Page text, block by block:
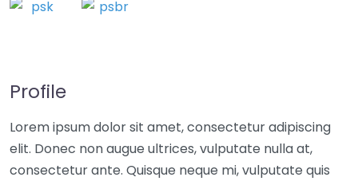
Profile
Lorem ipsum dolor sit amet, consectetur adipiscing
elit. Donec non augue ultrices, vulputate nulla at,
consectetur ante. Quisque neque mi, vulputate quis